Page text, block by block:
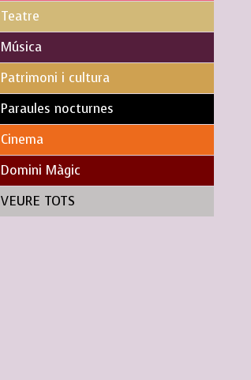
Teatre
Música
Patrimoni i cultura
Paraules nocturnes
Cinema
Domini Màgic
VEURE TOTS